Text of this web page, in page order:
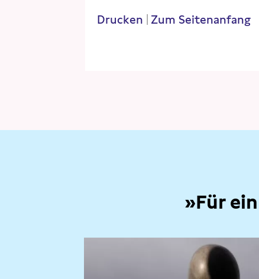
Drucken Zum Seitenanfang
»Für